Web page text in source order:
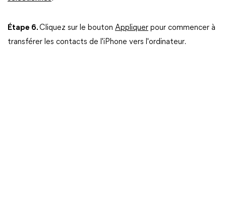
Étape 6.Cliquez sur le bouton Appliquer pour commencer à
transférer les contacts de l'iPhone vers l'ordinateur.